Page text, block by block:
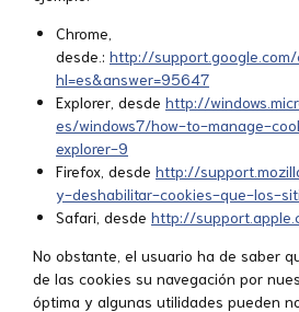
Chrome,
desde.: http://
hl=es&answer=95647
Explorer, desde http://
es/windows7/how-to-manage-
explorer-9
Firefox, desde http://
y-deshabilitar-cookies-que-los-
Safari, desde http://
No obstante, el usuario ha de saber
de las cookies su navegación por
óptima y algunas utilidades pueden